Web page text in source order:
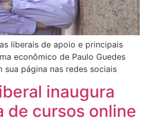
liberais de apoio e principais
econômico de Paulo Guedes
página nas redes sociais
inaugura
de cursos online